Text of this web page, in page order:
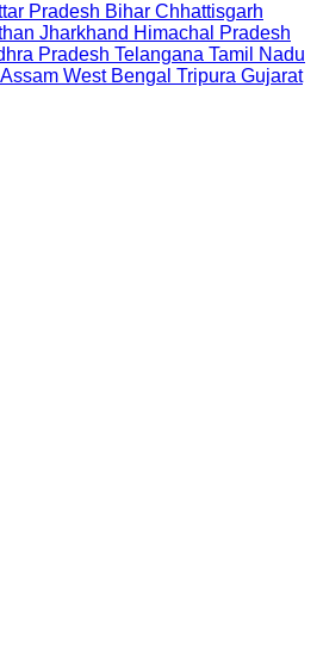
Pradesh Bihar Chhattisgarh
Jharkhand Himachal Pradesh
Pradesh Telangana Tamil Nadu
Assam West Bengal Tripura Gujarat